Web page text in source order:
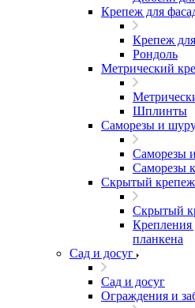
Крепеж для
Крепеж
Рондоль
Метрический
Шплинты
Саморезы и
Саморезы
Саморезы
Скрытый крепеж
Скрытый
Крепления
планкена
Сад и досуг
Сад и досуг
Ограждения и